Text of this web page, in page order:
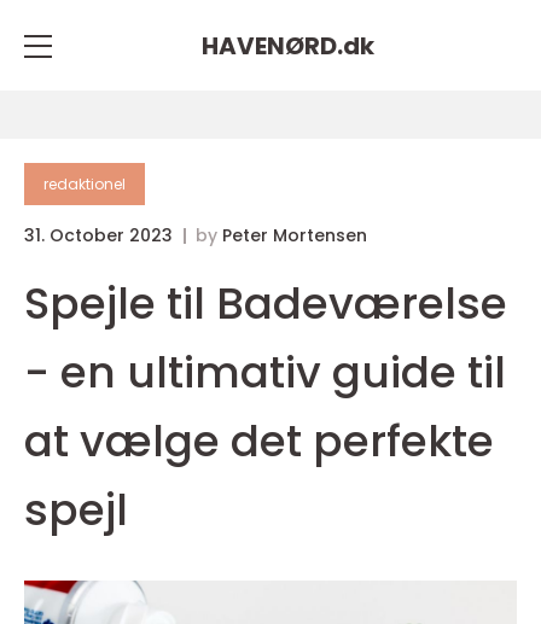
HAVENØRD.dk
redaktionel
31. October 2023 by Peter Mortensen
Spejle til Badeværelse
- en ultimativ guide til
at vælge det perfekte
spejl